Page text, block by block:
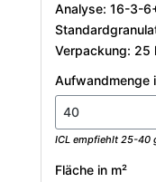
Analyse: 16-3-
Verpackung: 25
Aufwandmenge
ICL empfiehlt 25-40
Fläche in m²